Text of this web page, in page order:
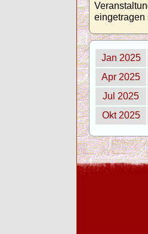
eingetragen
Jan 2025
Apr 2025
Jul 2025
Okt 2025